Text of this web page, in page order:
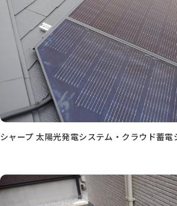
シャープ 太陽光発電システム・クラウド蓄電